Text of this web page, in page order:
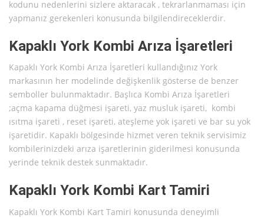
kodunu nedenlerini sizlere aktaracak , tekrarlanmaması için
yapmanız gerekenleri konusunda bilgilendireceklerdir.
Kapaklı York Kombi Arıza İşaretleri
Kapaklı York Kombi Arıza İşaretleri kullandığınız York
markasının her modelinde değişkenlik gösterse de benzer
semboller bulunmaktadır. Başlıca Kombi Arıza İşaretleri
;açma kapama düğmesi işareti, yaz musluk işareti, kombi
ısıtma işareti , reset işareti, ateşleme yok işareti ve bar su yok
işaretidir. Kapaklı bölgesinde hizmet veren teknik servisimiz
kombilerinizdeki arıza işaretlerinin giderilmesi konusunda
yerinde teknik destek sunmaktadır.
Kapaklı York Kombi Kart Tamiri
Kapaklı York Kombi Kart Tamiri konusunda deneyimli